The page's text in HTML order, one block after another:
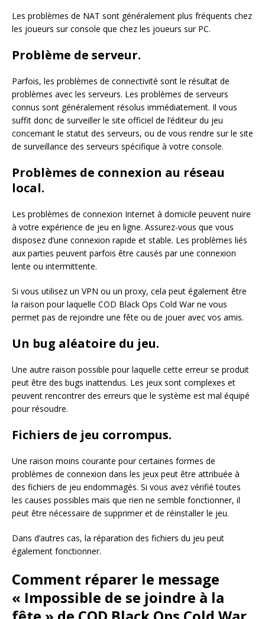
Les problèmes de NAT sont généralement plus fréquents chez
les joueurs sur console que chez les joueurs sur PC.
Problème de serveur.
Parfois, les problèmes de connectivité sont le résultat de
problèmes avec les serveurs. Les problèmes de serveurs
connus sont généralement résolus immédiatement. Il vous
suffit donc de surveiller le site officiel de l’éditeur du jeu
concernant le statut des serveurs, ou de vous rendre sur le site
de surveillance des serveurs spécifique à votre console.
Problèmes de connexion au réseau
local.
Les problèmes de connexion Internet à domicile peuvent nuire
à votre expérience de jeu en ligne. Assurez-vous que vous
disposez d’une connexion rapide et stable. Les problèmes liés
aux parties peuvent parfois être causés par une connexion
lente ou intermittente.
Si vous utilisez un VPN ou un proxy, cela peut également être
la raison pour laquelle COD Black Ops Cold War ne vous
permet pas de rejoindre une fête ou de jouer avec vos amis.
Un bug aléatoire du jeu.
Une autre raison possible pour laquelle cette erreur se produit
peut être des bugs inattendus. Les jeux sont complexes et
peuvent rencontrer des erreurs que le système est mal équipé
pour résoudre.
Fichiers de jeu corrompus.
Une raison moins courante pour certaines formes de
problèmes de connexion dans les jeux peut être attribuée à
des fichiers de jeu endommagés. Si vous avez vérifié toutes
les causes possibles mais que rien ne semble fonctionner, il
peut être nécessaire de supprimer et de réinstaller le jeu.
Dans d’autres cas, la réparation des fichiers du jeu peut
également fonctionner.
Comment réparer le message
« Impossible de se joindre à la